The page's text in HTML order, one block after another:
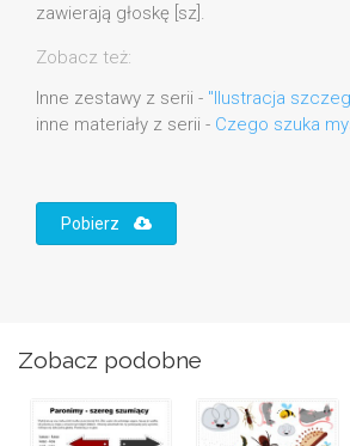
zawierają głoskę [sz].
Zobacz też:
Inne zestawy z serii - "Ilustracja
inne materiały z serii - Czego szuka
Pobierz
Zobacz podobne